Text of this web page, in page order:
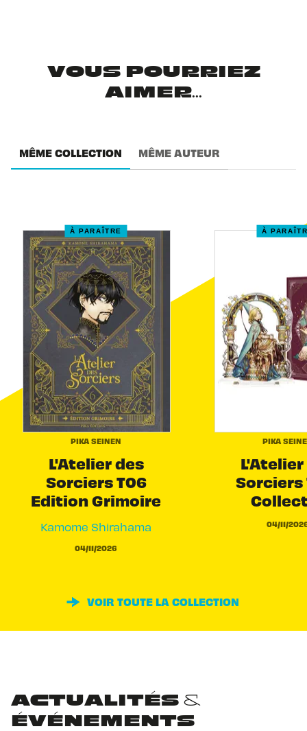
VOUS POURRIEZ
AIMER...
MÊME COLLECTION MÊME AUTEUR
À PARAÎTRE
PIKA SEINEN
L'Atelier des
Sorciers T06
Edition Grimoire
Kamome Shirahama
04/11/2026
À
PIKA
L'Atelier
Sorciers
04/11/
VOIR TOUTE LA COLLECTION
ACTUALITÉS &
ÉVÉNEMENTS